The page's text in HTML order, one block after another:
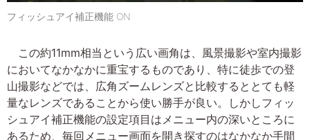
フィッシュアイ補正機能 ON
この約11mm相当という広い画角は、風景撮影や室内撮影
においてなかなかに重宝するものであり、特に徒歩での登
山撮影などでは、広角ズームレンズと比較するととても軽
量なレンズであることから使い勝手が良い。しかしフィッ
シュアイ補正機能の設定項目はメニュー内の深いところに
あるため、毎回メニュー画面を開き探すのはなかなか手間